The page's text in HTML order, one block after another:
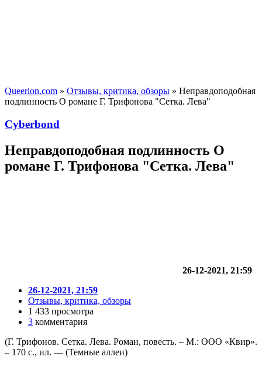
Queerion.com » Отзывы, критика, обзоры » Неправдоподобная
подлинность О романе Г. Трифонова "Сетка. Лева"
Cyberbond
Неправдоподобная подлинность О
романе Г. Трифонова "Сетка. Лева"
26-12-2021, 21:59
26-12-2021, 21:59
Отзывы, критика, обзоры
1 433 просмотра
3 комментария
(Г. Трифонов. Сетка. Лева. Роман, повесть. – М.: ООО «Квир».
– 170 с., ил. — (Темные аллеи)